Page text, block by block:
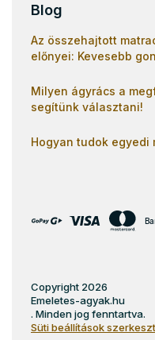
Blog
Az összehajtott
előnyei: Kevesebb
Milyen ágyrács a
segítünk választani!
Hogyan tudok egyedi
Copyright 2026
Emeletes-agyak.hu
. Minden jog fenntartva.
Süti beállítások